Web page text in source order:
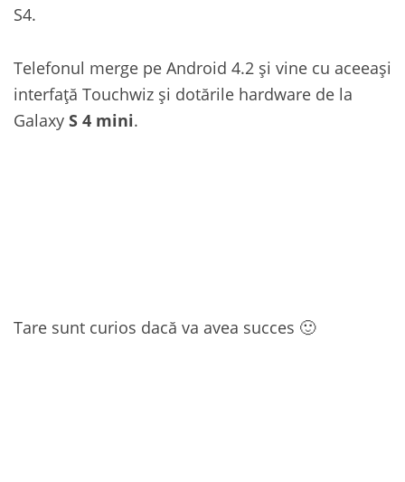
S4.
Telefonul merge pe Android 4.2 și vine cu aceeași
interfață Touchwiz și dotările hardware de la
Galaxy S 4 mini.
Tare sunt curios dacă va avea succes 🙂